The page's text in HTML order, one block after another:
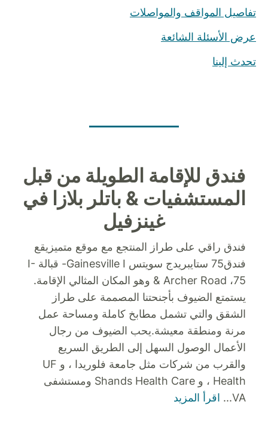
تفاصيل المواقف والمواصلات
عرض الأسئلة الشائعة
تحدث إلينا
فندق للإقامة الطويلة من قبل
المستشفيات & باتلر بلازا في
غينزفيل
فندق راقي على طراز المنتجع مع موقع متميز يقع
فندق75 ستايبريدج سويتس Gainesville I- قبالة I-
& Archer Road ،75 وهو المكان المثالي الإقامة.
يستمتع الضيوف بأجنحتنا المصممة على طراز
الشقق والتي تشمل مطابخ كاملة ومساحة عمل
مرنة ومنطقة معيشة.يحب الضيوف من رجال
الأعمال الوصول السهل إلى الطريق السريع
والقرب من شركات مثل جامعة فلوريدا ، و UF
Health ، و Shands Health Care ومستشفى
VA
... اقرأ المزيد